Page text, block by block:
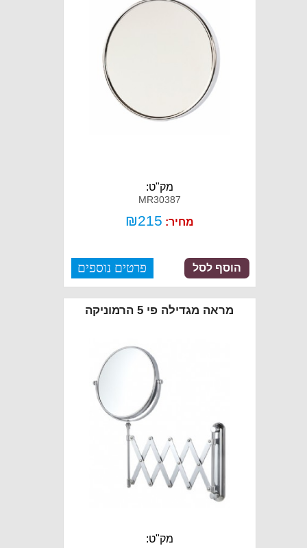
מק"ט:
MR30387
מחיר: ₪215
פרטים נוספים הוסף לסל
מראה מגדילה פי 5 הרמוניקה
מק"ט: